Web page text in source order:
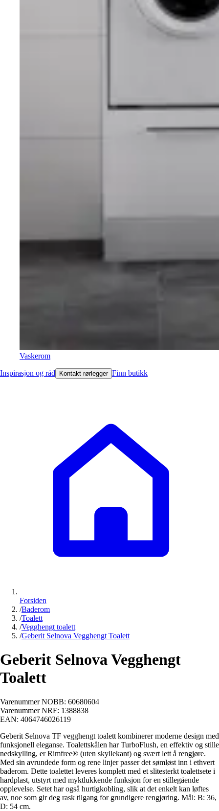
Vaskerom
Inspirasjon og råd Kontakt rørlegger Finn butikk
Forsiden
/Baderom
/Toalett
/Vegghengt toalett
/Geberit Selnova Vegghengt Toalett
Geberit Selnova Vegghengt
Toalett
Varenummer NOBB: 60680604
Varenummer NRF: 1388838
EAN: 4064746026119
Geberit Selnova TF vegghengt toalett kombinerer moderne design med
funksjonell eleganse. Toalettskålen har TurboFlush, en effektiv og stille
nedskylling, er Rimfree® (uten skyllekant) og svært lett å rengjøre.
Med sin avrundede form og rene linjer passer det sømløst inn i ethvert
baderom. Dette toalettet leveres komplett med et slitesterkt toalettsete i
hardplast, utstyrt med myktlukkende funksjon for en stillegående
opplevelse. Setet har også hurtigkobling, slik at det enkelt kan løftes
av, noe som gir deg rask tilgang for grundigere rengjøring. Mål: B: 36,
D: 54 cm.